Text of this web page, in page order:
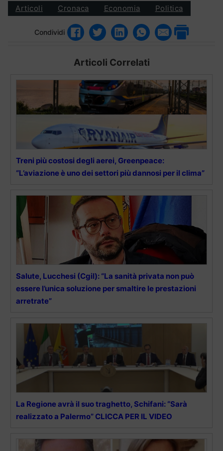
Articoli Cronaca Economia Politica
Condividi
Articoli Correlati
Treni più costosi degli aerei, Greenpeace:
“L’aviazione è uno dei settori più dannosi per il clima”
Salute, Lucchesi (Cgil): “La sanità privata non può
essere l’unica soluzione per smaltire le prestazioni
arretrate”
La Regione avrà il suo traghetto, Schifani: “Sarà
realizzato a Palermo” CLICCA PER IL VIDEO